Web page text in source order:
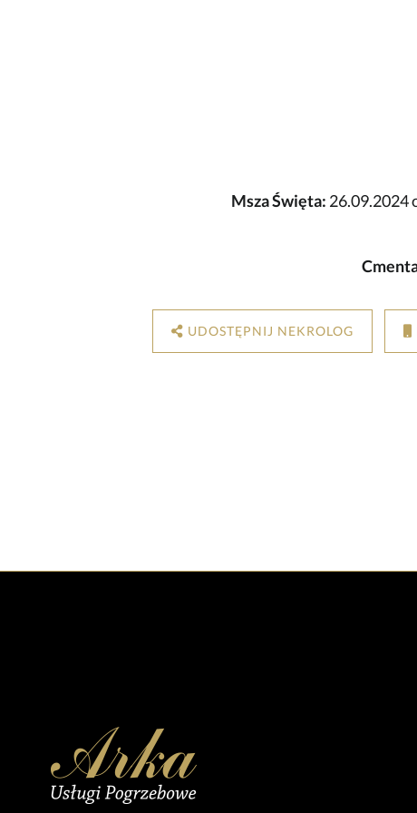
Msza Święta: 26.09.2024
UDOSTĘPNIJ NEKROLOG